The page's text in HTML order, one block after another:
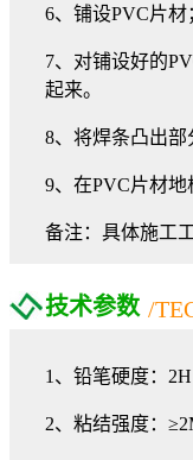
6、铺设PVC片材
7、对铺设好的
起来。
8、将焊条凸出部
9、在PVC片材地
备注：具体施工
技术参数 /
1、铅笔硬度：
2、粘结强度：